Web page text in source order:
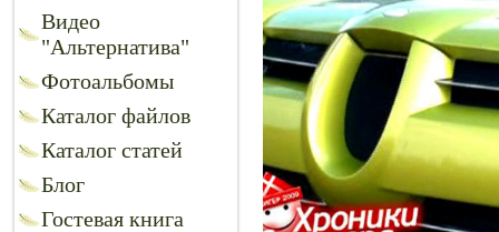
Видео
"Альтернатива"
Фотоальбомы
Каталог файлов
Каталог статей
Блог
Гостевая книга